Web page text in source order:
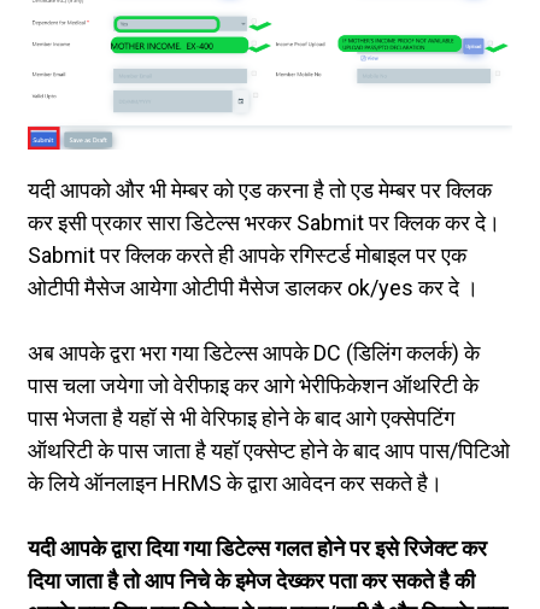
यदी आपको और भी मेम्बर को एड करना है तो एड मेम्बर पर क्लिक
कर इसी प्रकार सारा डिटेल्स भरकर Sabmit पर क्लिक कर दे।
Sabmit पर क्लिक करते ही आपके रगिस्टर्ड मोबाइल पर एक
ओटीपी मैसेज आयेगा ओटीपी मैसेज डालकर ok/yes कर दे ।
अब आपके द्वरा भरा गया डिटेल्स आपके DC (डिलिंग कलर्क) के
पास चला जयेगा जो वेरीफाइ कर आगे भेरीफिकेशन ऑथरिटी के
पास भेजता है यहॉ से भी वेरिफाइ होने के बाद आगे एक्सेपटिंग
ऑथरिटी के पास जाता है यहॉ एक्सेप्ट होने के बाद आप पास/पिटिओ
के लिये ऑनलाइन HRMS के द्वारा आवेदन कर सकते है।
यदी आपके द्वारा दिया गया डिटेल्स गलत होने पर इसे रिजेक्ट कर
दिया जाता है तो आप निचे के इमेज देख्कर पता कर सकते है की